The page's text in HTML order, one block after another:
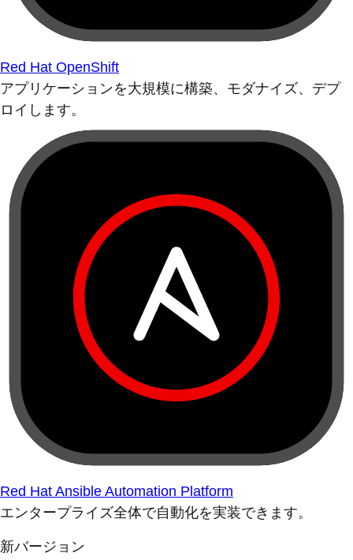
Red Hat OpenShift
アプリケーションを大規模に構築、モダナイズ、デプ
ロイします。
Red Hat Ansible Automation Platform
エンタープライズ全体で自動化を実装できます。
新バージョン